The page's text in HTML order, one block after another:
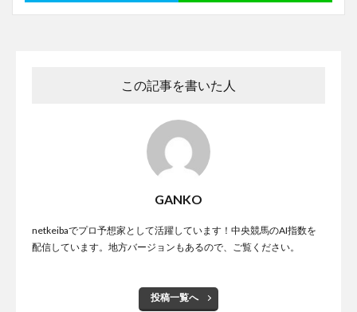
この記事を書いた人
GANKO
netkeibaでプロ予想家として活躍しています！中央競馬のAI指数を
配信しています。地方バージョンもあるので、ご覧ください。
投稿一覧へ